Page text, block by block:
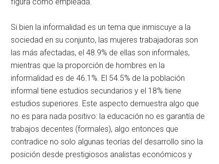
Si bien la informalidad es un tema que inmiscuye a la
sociedad en su conjunto, las mujeres trabajadoras son
las más afectadas, el 48.9% de ellas son informales,
mientras que la proporción de hombres en la
informalidad es de 46.1%. El 54.5% de la población
informal tiene estudios secundarios y el 18% tiene
estudios superiores. Este aspecto demuestra algo que
no es para nada positivo: la educación no es garantía de
trabajos decentes (formales), algo entonces que
contradice no solo algunas teorías del desarrollo sino la
posición desde prestigiosos analistas económicos y